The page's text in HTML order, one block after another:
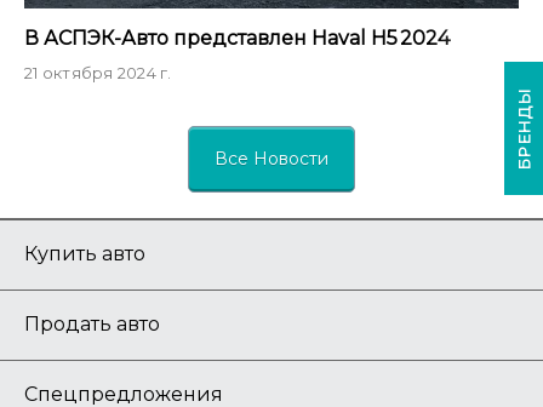
В АСПЭК-Авто представлен Haval H5 2024
21 октября 2024 г.
Все Новости
Купить авто
Продать авто
Спецпредложения
БРЕНДЫ